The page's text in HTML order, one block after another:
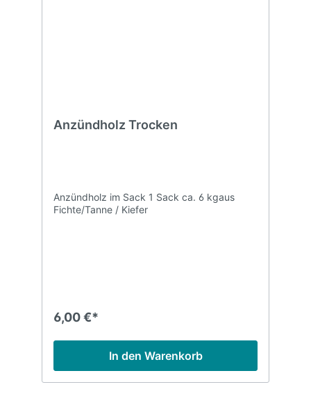
Anzündholz Trocken
Anzündholz im Sack 1 Sack ca. 6 kgaus
Fichte/Tanne / Kiefer
6,00 €*
In den Warenkorb